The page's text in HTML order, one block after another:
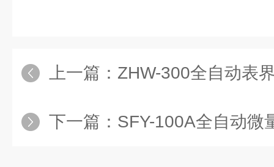
上一篇： ZHW-300全自动表
下一篇： SFY-100A全自动微